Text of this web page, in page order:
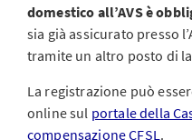
domestico all’AVS è
sia già assicurato presso
tramite un altro posto di
La registrazione può
online sul portale della
compensazione CFSL.